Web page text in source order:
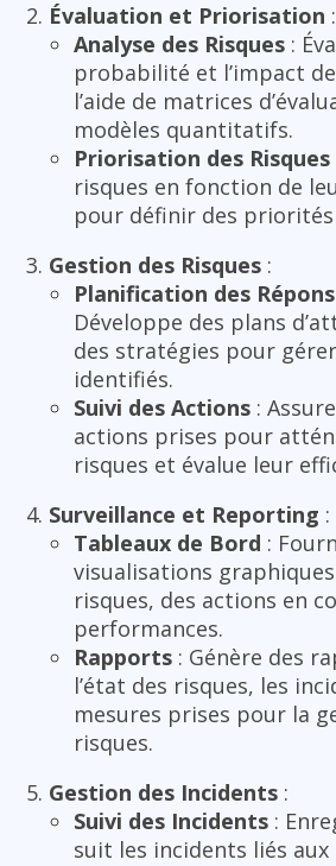
Évaluation et Priorisation :
Analyse des Risques :
probabilité et l’impact
l’aide de matrices
modèles quantitatifs.
Priorisation des Risques
risques en fonction de
pour définir des priorités
Gestion des Risques :
Planification des
Développe des plans
des stratégies pour
identifiés.
Suivi des Actions :
actions prises pour
risques et évalue leur
Surveillance et Reporting :
Tableaux de Bord :
visualisations
risques, des actions en
performances.
Rapports : Génère des
l’état des risques, les
mesures prises pour la
risques.
Gestion des Incidents :
Suivi des Incidents :
suit les incidents liés aux